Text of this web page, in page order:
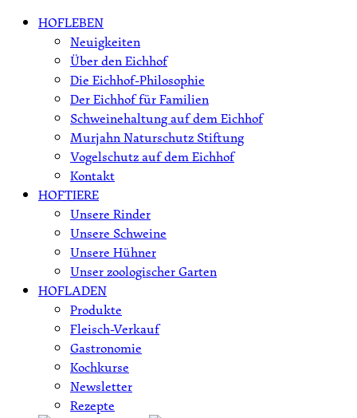
Skip HOFLEBEN
Neuigkeiten
Über den Eichhof
Die Eichhof-Philosophie
Der Eichhof für Familien
Schweinehaltung auf dem Eichhof
Murjahn Naturschutz Stiftung
Vogelschutz auf dem Eichhof
Kontakt
HOFTIERE
Unsere Rinder
Unsere Schweine
Unsere Hühner
Unser zoologischer Garten
HOFLADEN
Produkte
Fleisch-Verkauf
Gastronomie
Kochkurse
Newsletter
Rezepte